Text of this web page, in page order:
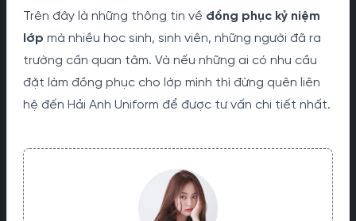
Trên đây là những thông tin về đồng phục kỷ niệm
lớp mà nhiều học sinh, sinh viên, những người đã ra
trường cần quan tâm. Và nếu những ai có nhu cầu
đặt làm đồng phục cho lớp mình thì đừng quên liên
hệ đến Hải Anh Uniform để được tư vấn chi tiết nhất.